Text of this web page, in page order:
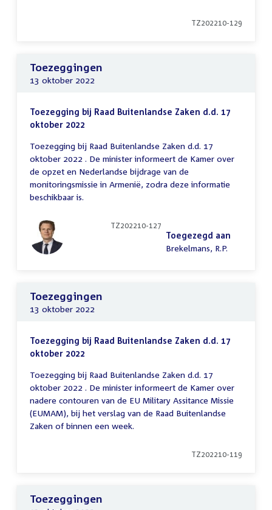
TZ202210-129
Toezeggingen
13 oktober 2022
Toezegging bij Raad Buitenlandse Zaken d.d. 17
oktober 2022
Toezegging bij Raad Buitenlandse Zaken d.d. 17
oktober 2022 . De minister informeert de Kamer over
de opzet en Nederlandse bijdrage van de
monitoringsmissie in Armenië, zodra deze informatie
beschikbaar is.
TZ202210-127
Toegezegd aan
Brekelmans, R.P.
Toezeggingen
13 oktober 2022
Toezegging bij Raad Buitenlandse Zaken d.d. 17
oktober 2022
Toezegging bij Raad Buitenlandse Zaken d.d. 17
oktober 2022 . De minister informeert de Kamer over
nadere contouren van de EU Military Assitance Missie
(EUMAM), bij het verslag van de Raad Buitenlandse
Zaken of binnen een week.
TZ202210-119
Toezeggingen